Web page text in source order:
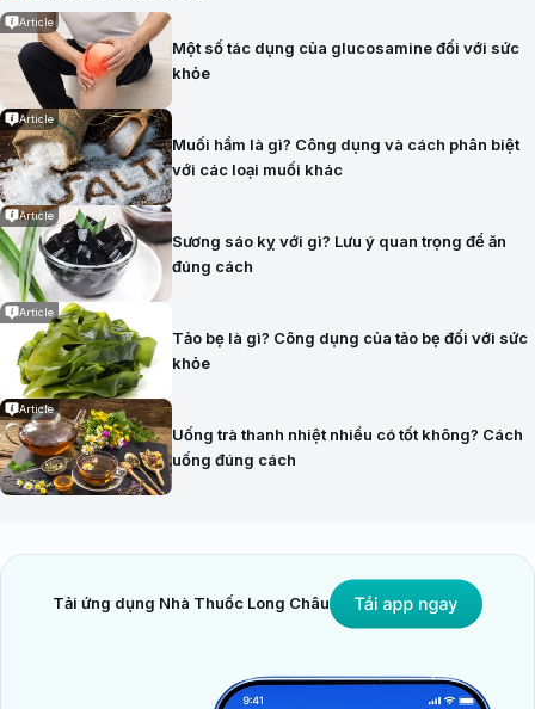
Article
Một số tác dụng của glucosamine đối với sức
khỏe
Article
Muối hầm là gì? Công dụng và cách phân biệt
với các loại muối khác
Article
Sương sáo kỵ với gì? Lưu ý quan trọng để ăn
đúng cách
Article
Tảo bẹ là gì? Công dụng của tảo bẹ đối với sức
khỏe
Article
Uống trà thanh nhiệt nhiều có tốt không? Cách
uống đúng cách
Tải ứng dụng Nhà Thuốc Long Châu